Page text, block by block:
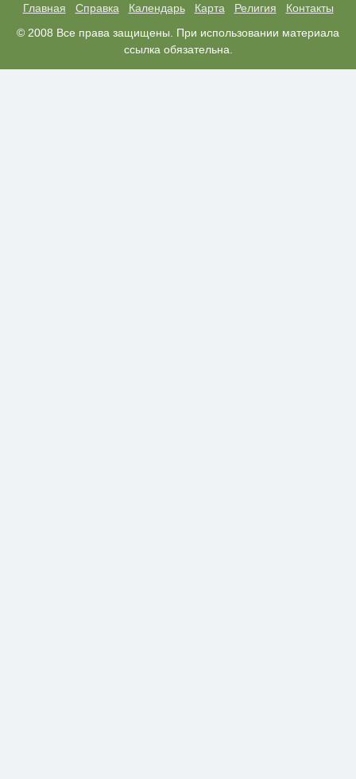
Главная Справка Календарь Карта Религия
Контакты
© 2008 Все права защищены. При использовании материала
ссылка обязательна.
i
Скрытые признаки рака: на такое
никто не обращает внимание, а